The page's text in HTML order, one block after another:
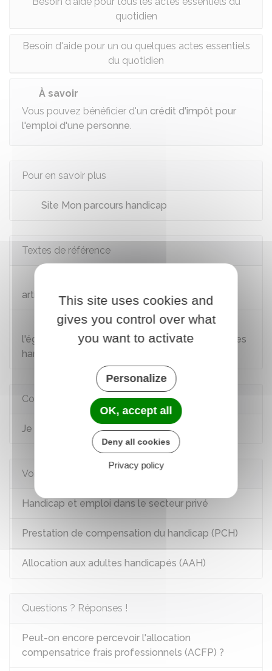
quotidien
Besoin d'aide pour un ou quelques actes essentiels
du quotidien
À savoir
Vous pouvez bénéficier d'un crédit d'impôt pour
l'emploi d'une personne.
Pour en savoir plus
Site Mon parcours handicap
Textes de référence
article R245-32
Loi n°2005-102 du 11 février 2005 pour
l'égalité des droits et des chances des personnes
handicapées : article 95
Comment faire si...
Je suis en situation de handicap
Voir aussi
Handicap et emploi dans le secteur privé
Prestation de compensation du handicap (PCH)
Allocation aux adultes handicapés (AAH)
Questions ? Réponses !
Peut-on encore percevoir l'allocation
compensatrice frais professionnels (ACFP) ?
This site uses cookies and
gives you control over what
you want to activate
Personalize
OK, accept all
Deny all cookies
Privacy policy